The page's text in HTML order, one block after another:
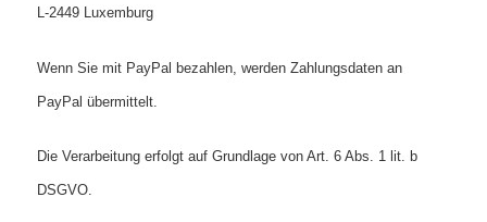
L-2449 Luxemburg
Wenn Sie mit PayPal bezahlen, werden Zahlungsdaten an
PayPal übermittelt.
Die Verarbeitung erfolgt auf Grundlage von Art. 6 Abs. 1 lit. b
DSGVO.